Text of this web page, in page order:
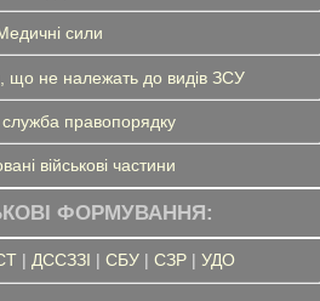
сили
що не належать до видів ЗСУ
служба правопорядку
військові частини
ФОРМУВАННЯ:
| ДССЗЗІ | СБУ| СЗР| УДО